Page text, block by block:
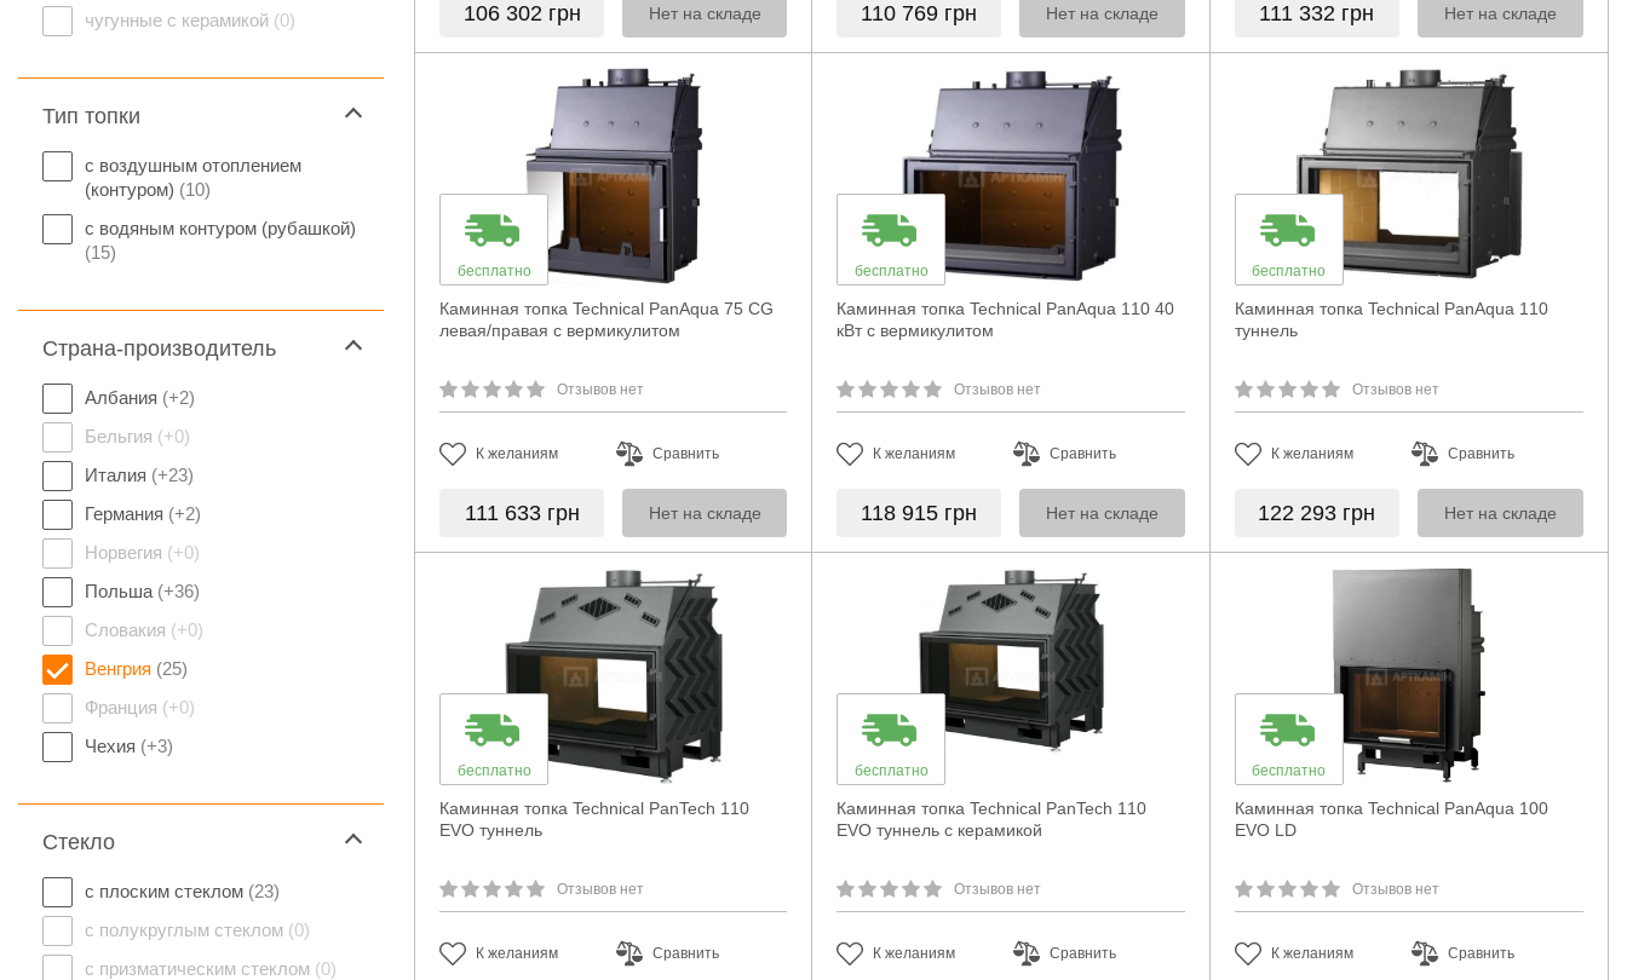
чугунные с керамикой (0)
Тип топки
с воздушным отоплением
(контуром) (10)
с водяным контуром (рубашкой)
(15)
Страна-производитель
Албания (+2)
Бельгия (+0)
Италия (+23)
Германия (+2)
Норвегия (+0)
Польша (+36)
Словакия (+0)
Венгрия (25)
Франция (+0)
Чехия (+3)
Стекло
с плоским стеклом (23)
с полукруглым стеклом (0)
с призматическим стеклом (0)
106 302 грн Нет на складе 110 769 грн Нет на складе 111 332 грн Нет на складе
бесплатно
Каминная топка Technical PanAqua 75 CG
левая/правая с вермикулитом
Отзывов нет
К желаниям Сравнить
111 633 грн Нет на складе
бесплатно
Каминная топка Technical PanAqua 110 40
кВт с вермикулитом
Отзывов нет
К желаниям Сравнить
118 915 грн Нет на складе
бесплатно
Каминная топка Technical PanAqua 110
туннель
Отзывов нет
К желаниям Сравнить
122 293 грн Нет на складе
бесплатно
Каминная топка Technical PanTech 110
EVO туннель
Отзывов нет
К желаниям Сравнить
бесплатно
Каминная топка Technical PanTech 110
EVO туннель с керамикой
Отзывов нет
К желаниям Сравнить
бесплатно
Каминная топка Technical PanAqua 100
EVO LD
Отзывов нет
К желаниям Сравнить